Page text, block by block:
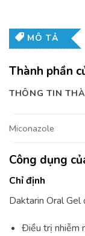
MÔ TẢ
Thành phần
THÔNG TIN
Miconazole
Công dụng
Chỉ định
Daktarin Oral Gel
Ðiều trị nhiễm